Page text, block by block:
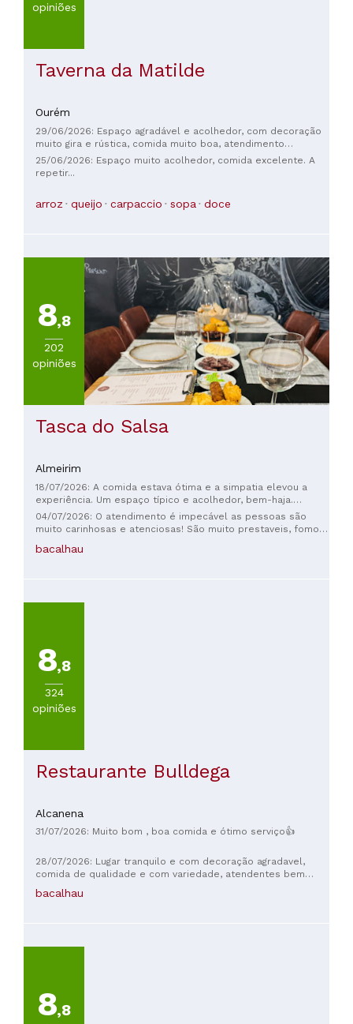
opiniões
Taverna da Matilde
Ourém
29/06/2026: Espaço agradável e acolhedor, com decoração
muito gira e rústica, comida muito boa, atendimento
simpático - recomendo - é uma bela experiência
25/06/2026: Espaço muito acolhedor, comida excelente. A
repetir...
arroz queijo carpaccio sopa doce
8,8
202
opiniões
Tasca do Salsa
Almeirim
18/07/2026: A comida estava ótima e a simpatia elevou a
experiência. Um espaço típico e acolhedor, bem-haja.
Voltaremos certamente :)
04/07/2026: O atendimento é impecável as pessoas são
muito carinhosas e atenciosas! São muito prestaveis, fomos
impecável bastante deliciosa e muito saborosa! Aí as
bacalhau
8,8
324
opiniões
Restaurante Bulldega
Alcanena
31/07/2026: Muito bom , boa comida e ótimo serviço👍
28/07/2026: Lugar tranquilo e com decoração agradavel,
comida de qualidade e com variedade, atendentes bem
reconhecimento e atenção, embora traga uma energia mais
bacalhau
8,8